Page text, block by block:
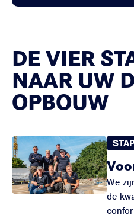
DE VIER
NAAR UW
OPBOUW
We
de